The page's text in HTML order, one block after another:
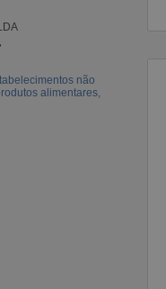
não
alimentares,